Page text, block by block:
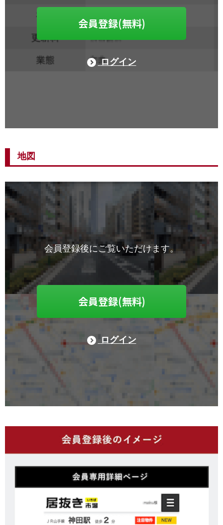
会員登録(無料)
ログイン
地図
会員登録後にご覧いただけます。
会員登録(無料)
ログイン